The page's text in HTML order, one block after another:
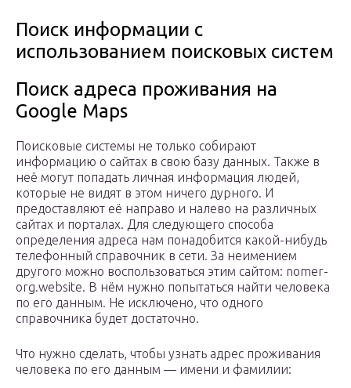
Поиск информации с
использованием поисковых систем
Поиск адреса проживания на
Google Maps
Поисковые системы не только собирают
информацию о сайтах в свою базу данных. Также в
неё могут попадать личная информация людей,
которые не видят в этом ничего дурного. И
предоставляют её направо и налево на различных
сайтах и порталах. Для следующего способа
определения адреса нам понадобится какой-нибудь
телефонный справочник в сети. За неимением
другого можно воспользоваться этим сайтом: nomer-
org.website. В нём нужно попытаться найти человека
по его данным. Не исключено, что одного
справочника будет достаточно.
Что нужно сделать, чтобы узнать адрес проживания
человека по его данным — имени и фамилии: